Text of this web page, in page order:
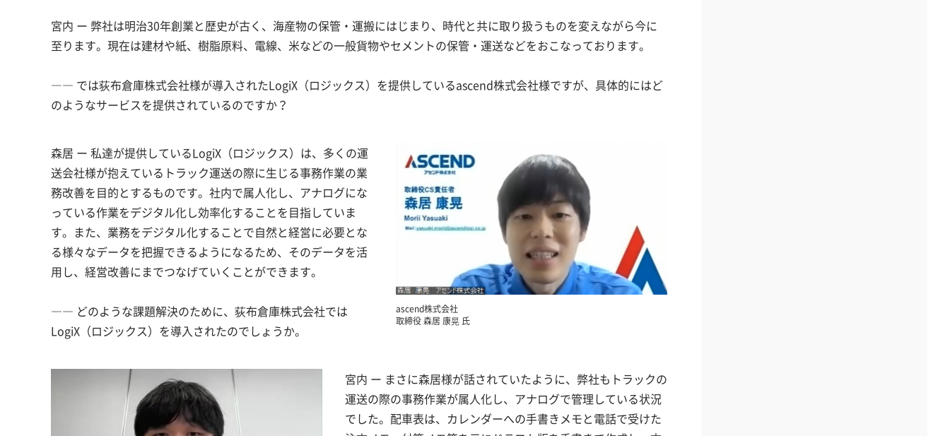
宮内 ー 弊社は明治30年創業と歴史が古く、海産物の保管・運搬にはじまり、時代と共に取り扱うものを変えながら今に
至ります。現在は建材や紙、樹脂原料、電線、米などの一般貨物やセメントの保管・運送などをおこなっております。
―― では荻布倉庫株式会社様が導入されたLogiX（ロジックス）を提供しているascend株式会社様ですが、具体的にはど
のようなサービスを提供されているのですか？
ascend株式会社
取締役 森居 康晃 氏
森居 ー 私達が提供しているLogiX（ロジックス）は、多くの運
送会社様が抱えているトラック運送の際に生じる事務作業の業
務改善を目的とするものです。社内で属人化し、アナログにな
っている作業をデジタル化し効率化することを目指していま
す。また、業務をデジタル化することで自然と経営に必要とな
る様々なデータを把握できるようになるため、そのデータを活
用し、経営改善にまでつなげていくことができます。
―― どのような課題解決のために、荻布倉庫株式会社では
LogiX（ロジックス）を導入されたのでしょうか。
宮内 ー まさに森居様が話されていたように、弊社もトラックの
運送の際の事務作業が属人化し、アナログで管理している状況
でした。配車表は、カレンダーへの手書きメモと電話で受けた